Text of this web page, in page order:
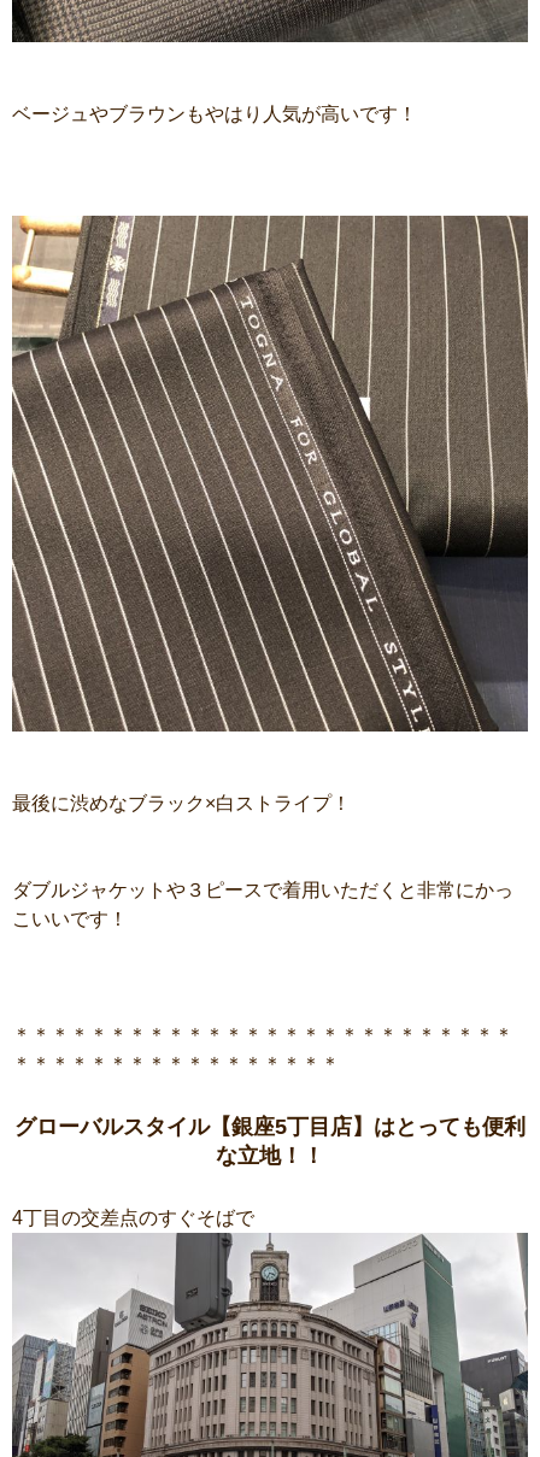
ベージュやブラウンもやはり人気が高いです！
最後に渋めなブラック×白ストライプ！
ダブルジャケットや３ピースで着用いただくと非常にかっ
こいいです！
＊＊＊＊＊＊＊＊＊＊＊＊＊＊＊＊＊＊＊＊＊＊＊＊＊＊
＊＊＊＊＊＊＊＊＊＊＊＊＊＊＊＊＊
グローバルスタイル【銀座5丁目店】はとっても便利
な立地！！
4丁目の交差点のすぐそばで